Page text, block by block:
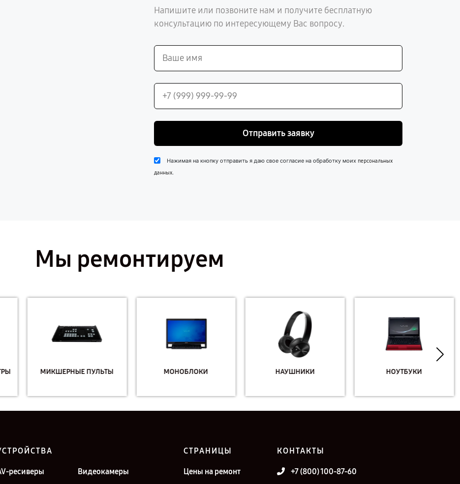
Напишите или позвоните нам и получите бесплатную
консультацию по интересующему Вас вопросу.
Отправить заявку
Нажимая на кнопку отправить я даю свое согласие на обработку моих персональных
данных.
Мы ремонтируем
МИКШЕРНЫЕ ПУЛЬТЫ МОНОБЛОКИ НАУШНИКИ НОУТБУКИ
ресиверы Видеокамеры
СТРАНИЦЫ
Цены на ремонт
КОНТАКТЫ
+7 (800) 100-87-60